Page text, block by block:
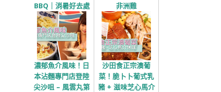
BBQ｜消暑好去處
非洲雞
濃郁魚介風味！日
本沾麵專門店登陸
尖沙咀 – 風雲丸第
沙田食正宗澳葡
菜！脆卜卜葡式乳
豬 + 滋味芝心馬介